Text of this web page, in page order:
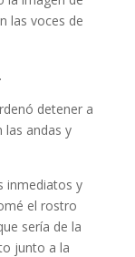
las voces de
detener a
las andas y
inmediatos y
el rostro
sería de la
junto a la